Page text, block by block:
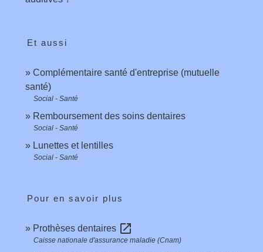
Et aussi
Complémentaire santé d'entreprise (mutuelle
santé)
Social - Santé
Remboursement des soins dentaires
Social - Santé
Lunettes et lentilles
Social - Santé
Pour en savoir plus
Prothèses dentaires open_in_new
Caisse nationale d'assurance maladie (Cnam)